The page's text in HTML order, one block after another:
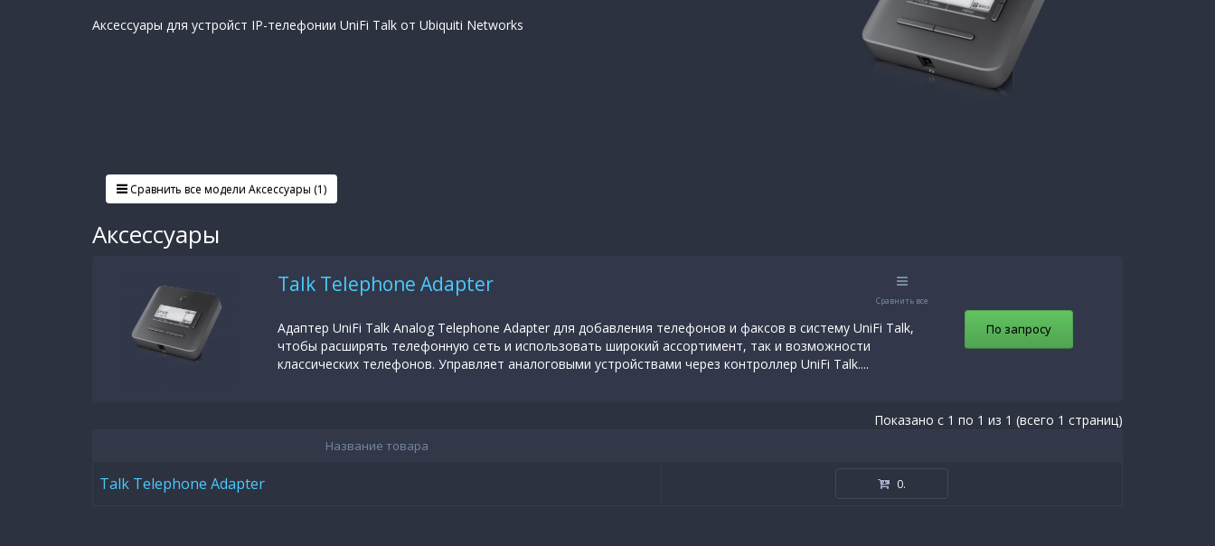
Аксессуары для устройст IP-телефонии UniFi Talk от Ubiquiti Networks
Сравнить все модели Аксессуары (1)
Аксессуары
Talk Telephone Adapter
Сравнить все
Адаптер UniFi Talk Analog Telephone Adapter для добавления телефонов и факсов в систему UniFi Talk,
чтобы расширять телефонную сеть и использовать широкий ассортимент, так и возможности
классических телефонов. Управляет аналоговыми устройствами через контроллер UniFi Talk....
По запросу
Показано с 1 по 1 из 1 (всего 1 страниц)
Название товара
Talk Telephone Adapter 0.